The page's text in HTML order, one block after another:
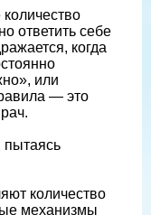
ответить себе
когда
или
— это
пытаясь
количество
механизмы